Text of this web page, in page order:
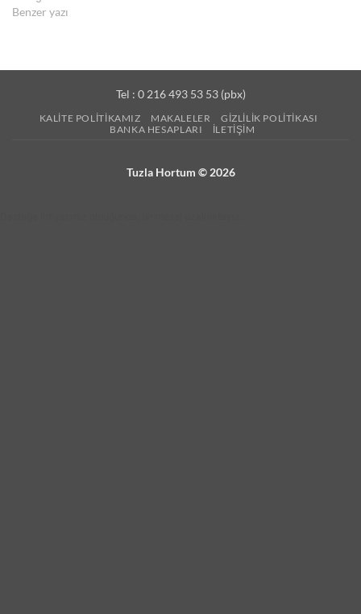
Benzer yazı
Tel : 0 216 493 53 53 (pbx)
KALITE POLITIKAMIZ MAKALELER
GIZLILIK POLITIKASI
BANKA HESAPLARI
İLETIŞIM
Tuzla Hortum © 2026